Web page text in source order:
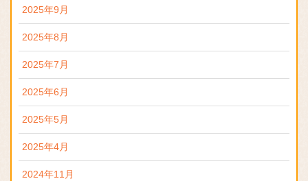
2025年9月
2025年8月
2025年7月
2025年6月
2025年5月
2025年4月
2024年11月